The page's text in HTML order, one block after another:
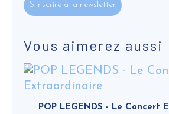
S'inscrire à la newsletter
Vous aimerez aussi
POP LEGENDS - Le Concert